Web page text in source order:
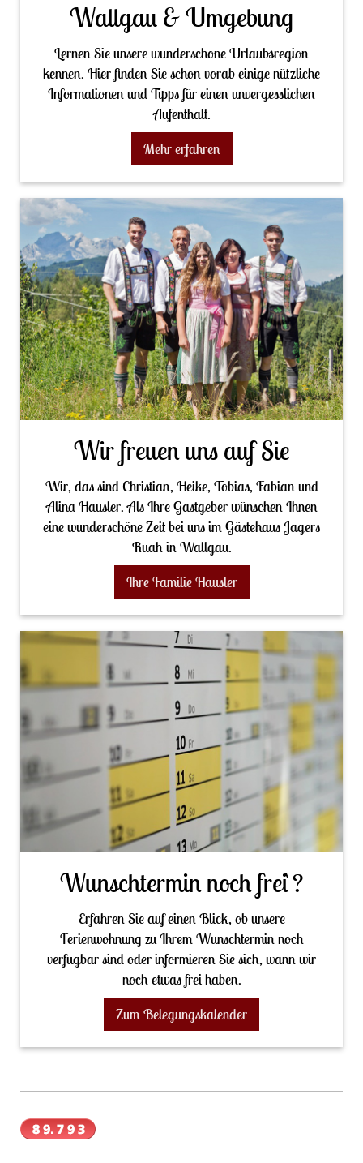
Wallgau & Umgebung
Lernen Sie unsere wunderschöne Urlaubsregion
kennen. Hier finden Sie schon vorab einige nützliche
Informationen und Tipps für einen unvergesslichen
Aufenthalt.
Mehr erfahren
Wir freuen uns auf Sie
Wir, das sind Christian, Heike, Tobias, Fabian und
Alina Hausler. Als Ihre Gastgeber wünschen Ihnen
eine wunderschöne Zeit bei uns im Gästehaus Jagers
Ruah in Wallgau.
Ihre Familie Hausler
Wunschtermin noch frei`?
Erfahren Sie auf einen Blick, ob unsere
Ferienwohnung zu Ihrem Wunschtermin noch
verfügbar sind oder informieren Sie sich, wann wir
noch etwas frei haben.
Zum Belegungskalender